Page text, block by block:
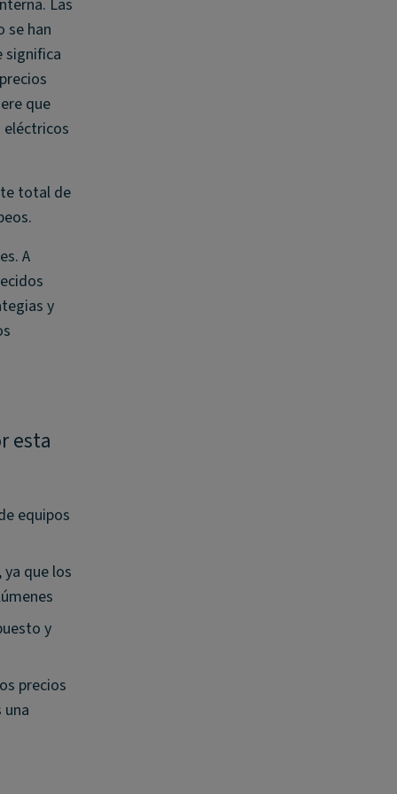
Las
se han
significa
que
eléctricos
total de
A
y
esta
equipos
que los
y
precios